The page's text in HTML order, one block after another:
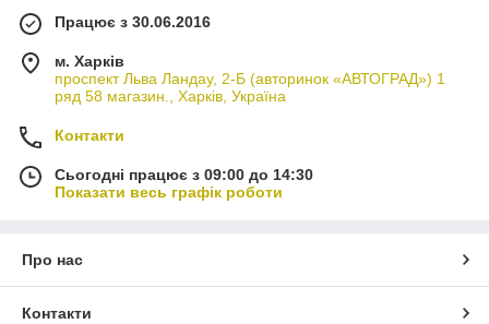
Працює з 30.06.2016
м. Харків
проспект Льва Ландау, 2-Б (авторинок «АВТОГРАД») 1
ряд 58 магазин., Харків, Україна
Контакти
Сьогодні працює з 09:00 до 14:30
Показати весь графік роботи
Про нас
Контакти